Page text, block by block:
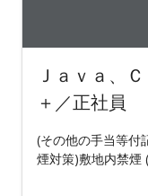
Ｊａｖａ、
＋／正社員
(その他の手当等付
煙対策)敷地内禁煙